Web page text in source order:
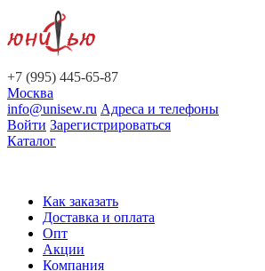
+7 (995) 445-65-87
Москва
info@unisew.ru Адреса и телефоны
Войти Зарегистрироваться
Каталог
Как заказать
Доставка и оплата
Опт
Акции
Компания